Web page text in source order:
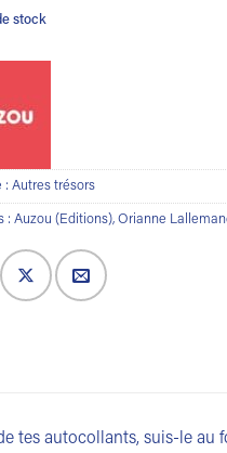
stock
: Autres trésors
: Auzou (Editions), Orianne
tes autocollants, suis-le